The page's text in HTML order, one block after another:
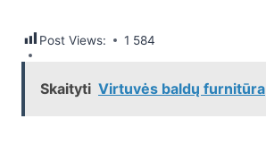
Post Views: 1 584
Skaityti Virtuvės baldų furnitūra